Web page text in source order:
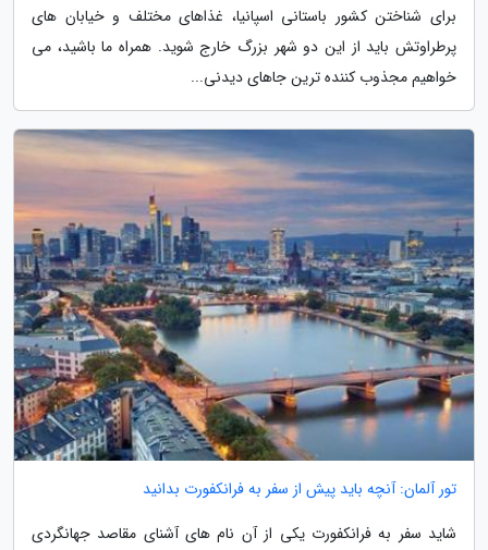
برای شناختن کشور باستانی اسپانیا، غذاهای مختلف و خیابان های
پرطراوتش باید از این دو شهر بزرگ خارج شوید. همراه ما باشید، می
خواهیم مجذوب کننده ترین جاهای دیدنی...
تور آلمان: آنچه باید پیش از سفر به فرانکفورت بدانید
شاید سفر به فرانکفورت یکی از آن نام های آشنای مقاصد جهانگردی